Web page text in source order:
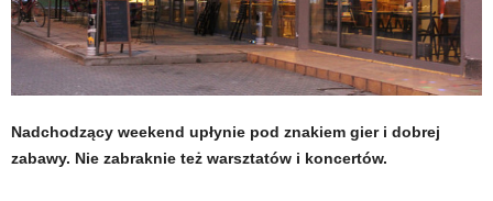
Nadchodzący weekend upłynie pod znakiem gier i dobrej
zabawy. Nie zabraknie też warsztatów i koncertów.